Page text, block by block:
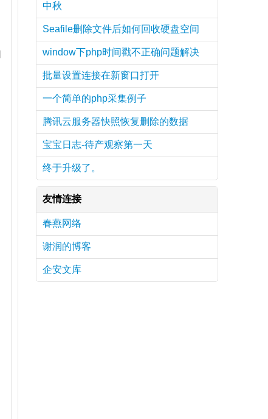
中秋
Seafile删除文件后如何回收硬盘空间
window下php时间戳不正确问题解决
批量设置连接在新窗口打开
一个简单的php采集例子
腾讯云服务器快照恢复删除的数据
宝宝日志-待产观察第一天
终于升级了。
友情连接
春燕网络
谢润的博客
企安文库